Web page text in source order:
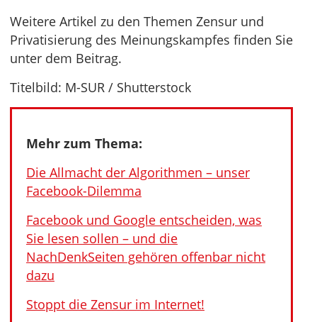
Weitere Artikel zu den Themen Zensur und
Privatisierung des Meinungskampfes finden Sie
unter dem Beitrag.
Titelbild: M-SUR / Shutterstock
Mehr zum Thema:
Die Allmacht der Algorithmen – unser
Facebook-Dilemma
Facebook und Google entscheiden, was
Sie lesen sollen – und die
NachDenkSeiten gehören offenbar nicht
dazu
Stoppt die Zensur im Internet!